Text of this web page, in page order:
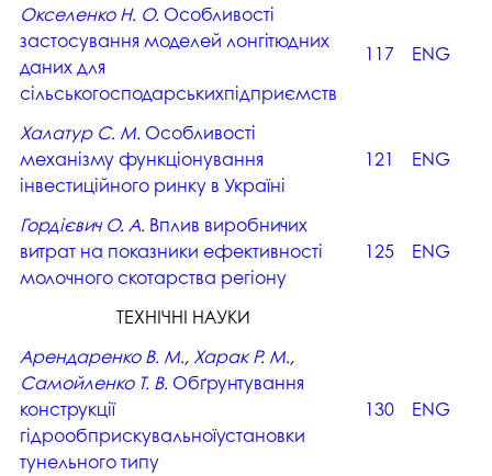
Окселенко Н. О. Особливості
застосування моделей лонгітюдних
даних для
сільськогосподарськихпідприємств
117 ENG
Халатур С. М. Особливості
механізму функціонування
інвестиційного ринку в Україні
121 ENG
Гордієвич О. А. Вплив виробничих
витрат на показники ефективності
молочного скотарства регіону
125 ENG
ТЕХНІЧНІ НАУКИ
Арендаренко В. М., Харак Р. М.,
Самойленко Т. В. Обґрунтування
конструкції
гідрообприскувальноїустановки
тунельного типу
130 ENG